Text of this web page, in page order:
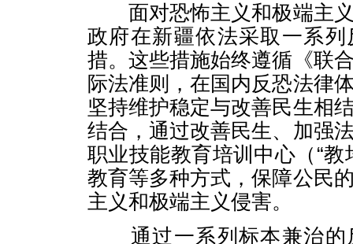
面对恐怖主义和极端主义
政府在新疆依法采取一系
措。这些措施始终遵循《联
际法准则，在国内反恐法律
坚持维护稳定与改善民生相
结合，通过改善民生、加强
职业技能教育培训中心（“教
教育等多种方式，保障公民
主义和极端主义侵害。
通过一系列标本兼治的